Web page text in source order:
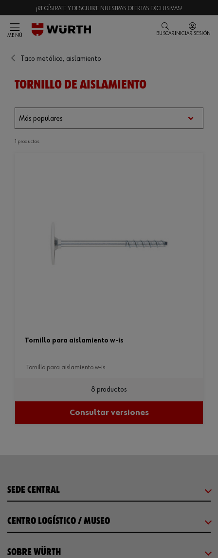
¡REGÍSTRATE Y DESCUBRE NUESTRAS OFERTAS EXCLUSIVAS!
MENÚ BUSCAR INICIAR SESIÓN
Taco metálico, aislamiento
TORNILLO DE AISLAMIENTO
1 productos
tornillo para aislamiento w-is
tornillo para aislamiento w-is
8 productos
Consultar versiones
SEDE CENTRAL
CENTRO LOGÍSTICO / MUSEO
SOBRE WÜRTH